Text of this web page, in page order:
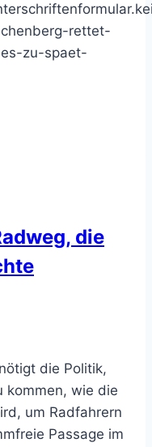
rettet-
zu-spaet-
die
die Politik,
kommen, wie die
um Radfahrern
Passage im